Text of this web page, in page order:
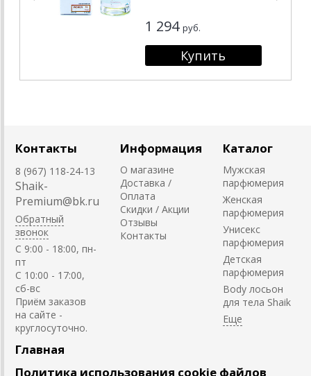
1 294 руб.
Контакты
8 (967) 118-24-13
Shaik-
Premium@bk.ru
Обратный
звонок
C 9:00 - 18:00, пн-
пт
С 10:00 - 17:00,
сб-вс
Приём заказов
на сайте -
круглосуточно.
Информация
О магазине
Доставка /
Оплата
Скидки / Акции
Отзывы
Контакты
Каталог
Мужская
парфюмерия
Женская
парфюмерия
Унисекс
парфюмерия
Детская
парфюмерия
Body лосьон
для тела Shaik
Главная
Политика использования cookie файлов